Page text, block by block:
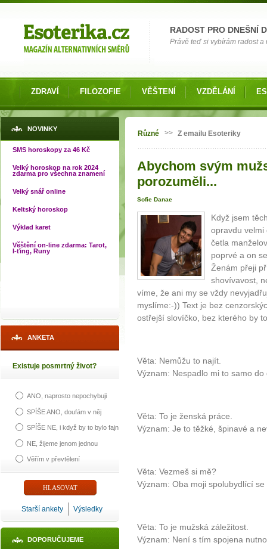
RADOST PRO DNEŠNÍ
Právě teď si vybírám radost a
ZDRAVÍ FILOZOFIE VĚŠTENÍ VZDĚLÁNÍ
NOVINKY
SMS horoskopy za 46 Kč
Velký horoskop na rok 2024
zdarma pro všechna znamení
Velký snář online
Keltský horoskop
Výklad karet
Věštění on-line zdarma: Tarot,
I-ťing, Runy
ANKETA
Existuje posmrtný život?
ANO, naprosto nepochybuji
SPÍŠE ANO, doufám v něj
SPÍŠE NE, i když by to bylo fajn
NE, žijeme jenom jednou
Věřím v převtělení
Starší ankety Výsledky
DOPORUČUJEME
Jste zde
Různé >> Z emailu Esoteriky
Abychom svým
porozuměli...
Sofie Danae
Když jsem
opravdu velmi
četla
poprvé a on
Ženám přeji
shovívavost,
víme, že ani my se vždy
myslíme:-)) Text je bez
ostřejší slovíčko, bez kterého by
Věta: Nemůžu to najít.
Význam: Nespadlo mi to samo
Věta: To je ženská práce.
Význam: Je to těžké, špinavé a
Věta: Vezmeš si mě?
Význam: Oba moji spolubydlící
Věta: To je mužská záležitost.
Význam: Není s tím spojena